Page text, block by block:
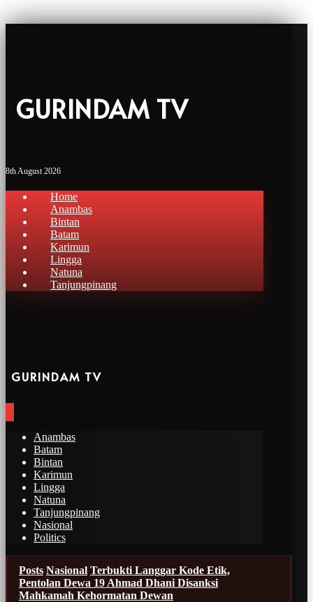
GURINDAM TV
8th August 2026
Home
Anambas
Bintan
Batam
Karimun
Lingga
Natuna
Tanjungpinang
GURINDAM TV
Anambas
Batam
Bintan
Karimun
Lingga
Natuna
Tanjungpinang
Nasional
Politics
Posts Nasional Terbukti Langgar Kode Etik,
Pentolan Dewa 19 Ahmad Dhani Disanksi
Mahkamah Kehormatan Dewan